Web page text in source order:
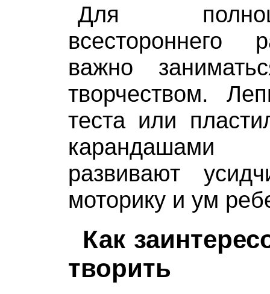
Для
всестороннего
важно
творчеством.
теста или
развивают
моторику и ум
Как
творить